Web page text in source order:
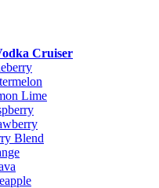
Cruiser
Lime
Blend